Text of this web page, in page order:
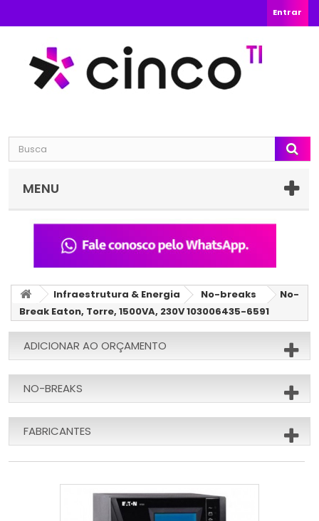
Entrar
MENU
Infraestrutura & Energia No-breaks
No-
Break Eaton, Torre, 1500VA, 230V 103006435-6591
ADICIONAR AO ORÇAMENTO
NO-BREAKS
FABRICANTES